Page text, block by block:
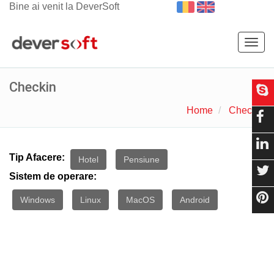
Bine ai venit la DeverSoft
Checkin
Home Checkin
Tip Afacere: Hotel Pensiune
Sistem de operare:
Windows Linux MacOS Android